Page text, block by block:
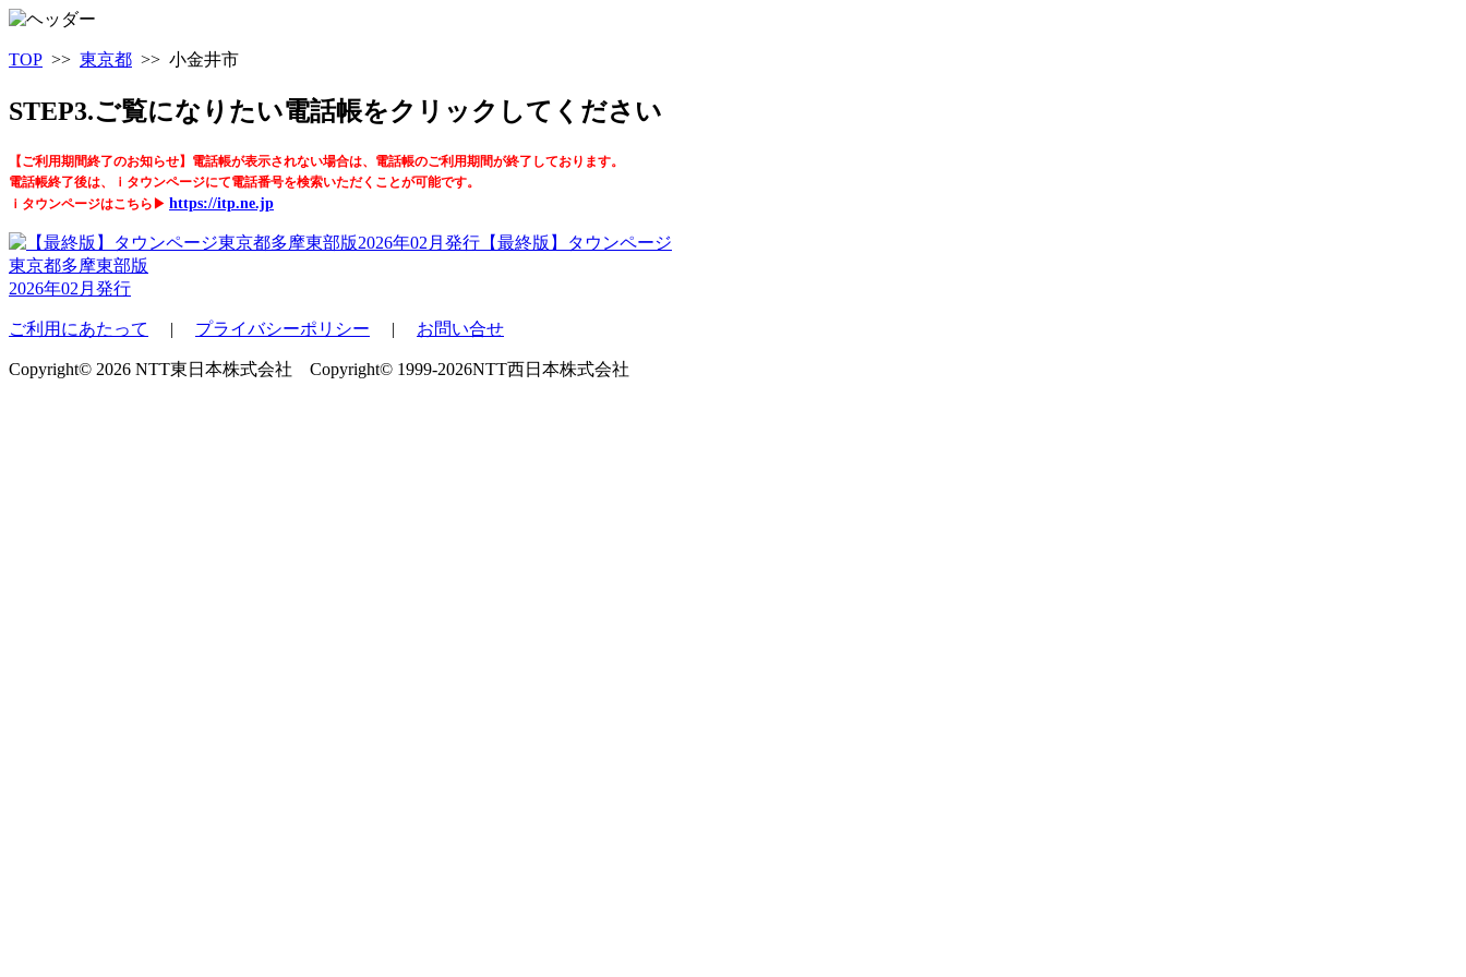
TOP >> 東京都 >> 小金井市
STEP3.ご覧になりたい電話帳をクリックしてください
【ご利用期間終了のお知らせ】電話帳が表示されない場合は、電話帳のご利用期間が終了しております。
電話帳終了後は、ｉタウンページにて電話番号を検索いただくことが可能です。
ｉタウンページはこちら▶ https://itp.ne.jp
【最終版】タウンページ
東京都多摩東部版
2026年02月発行
ご利用にあたって | プライバシーポリシー | お問い合せ
Copyright© 2026 NTT東日本株式会社 Copyright© 1999-2026NTT西日本株式会社